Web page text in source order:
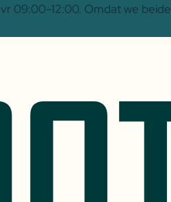
09:00–12:00. Omdat we beide